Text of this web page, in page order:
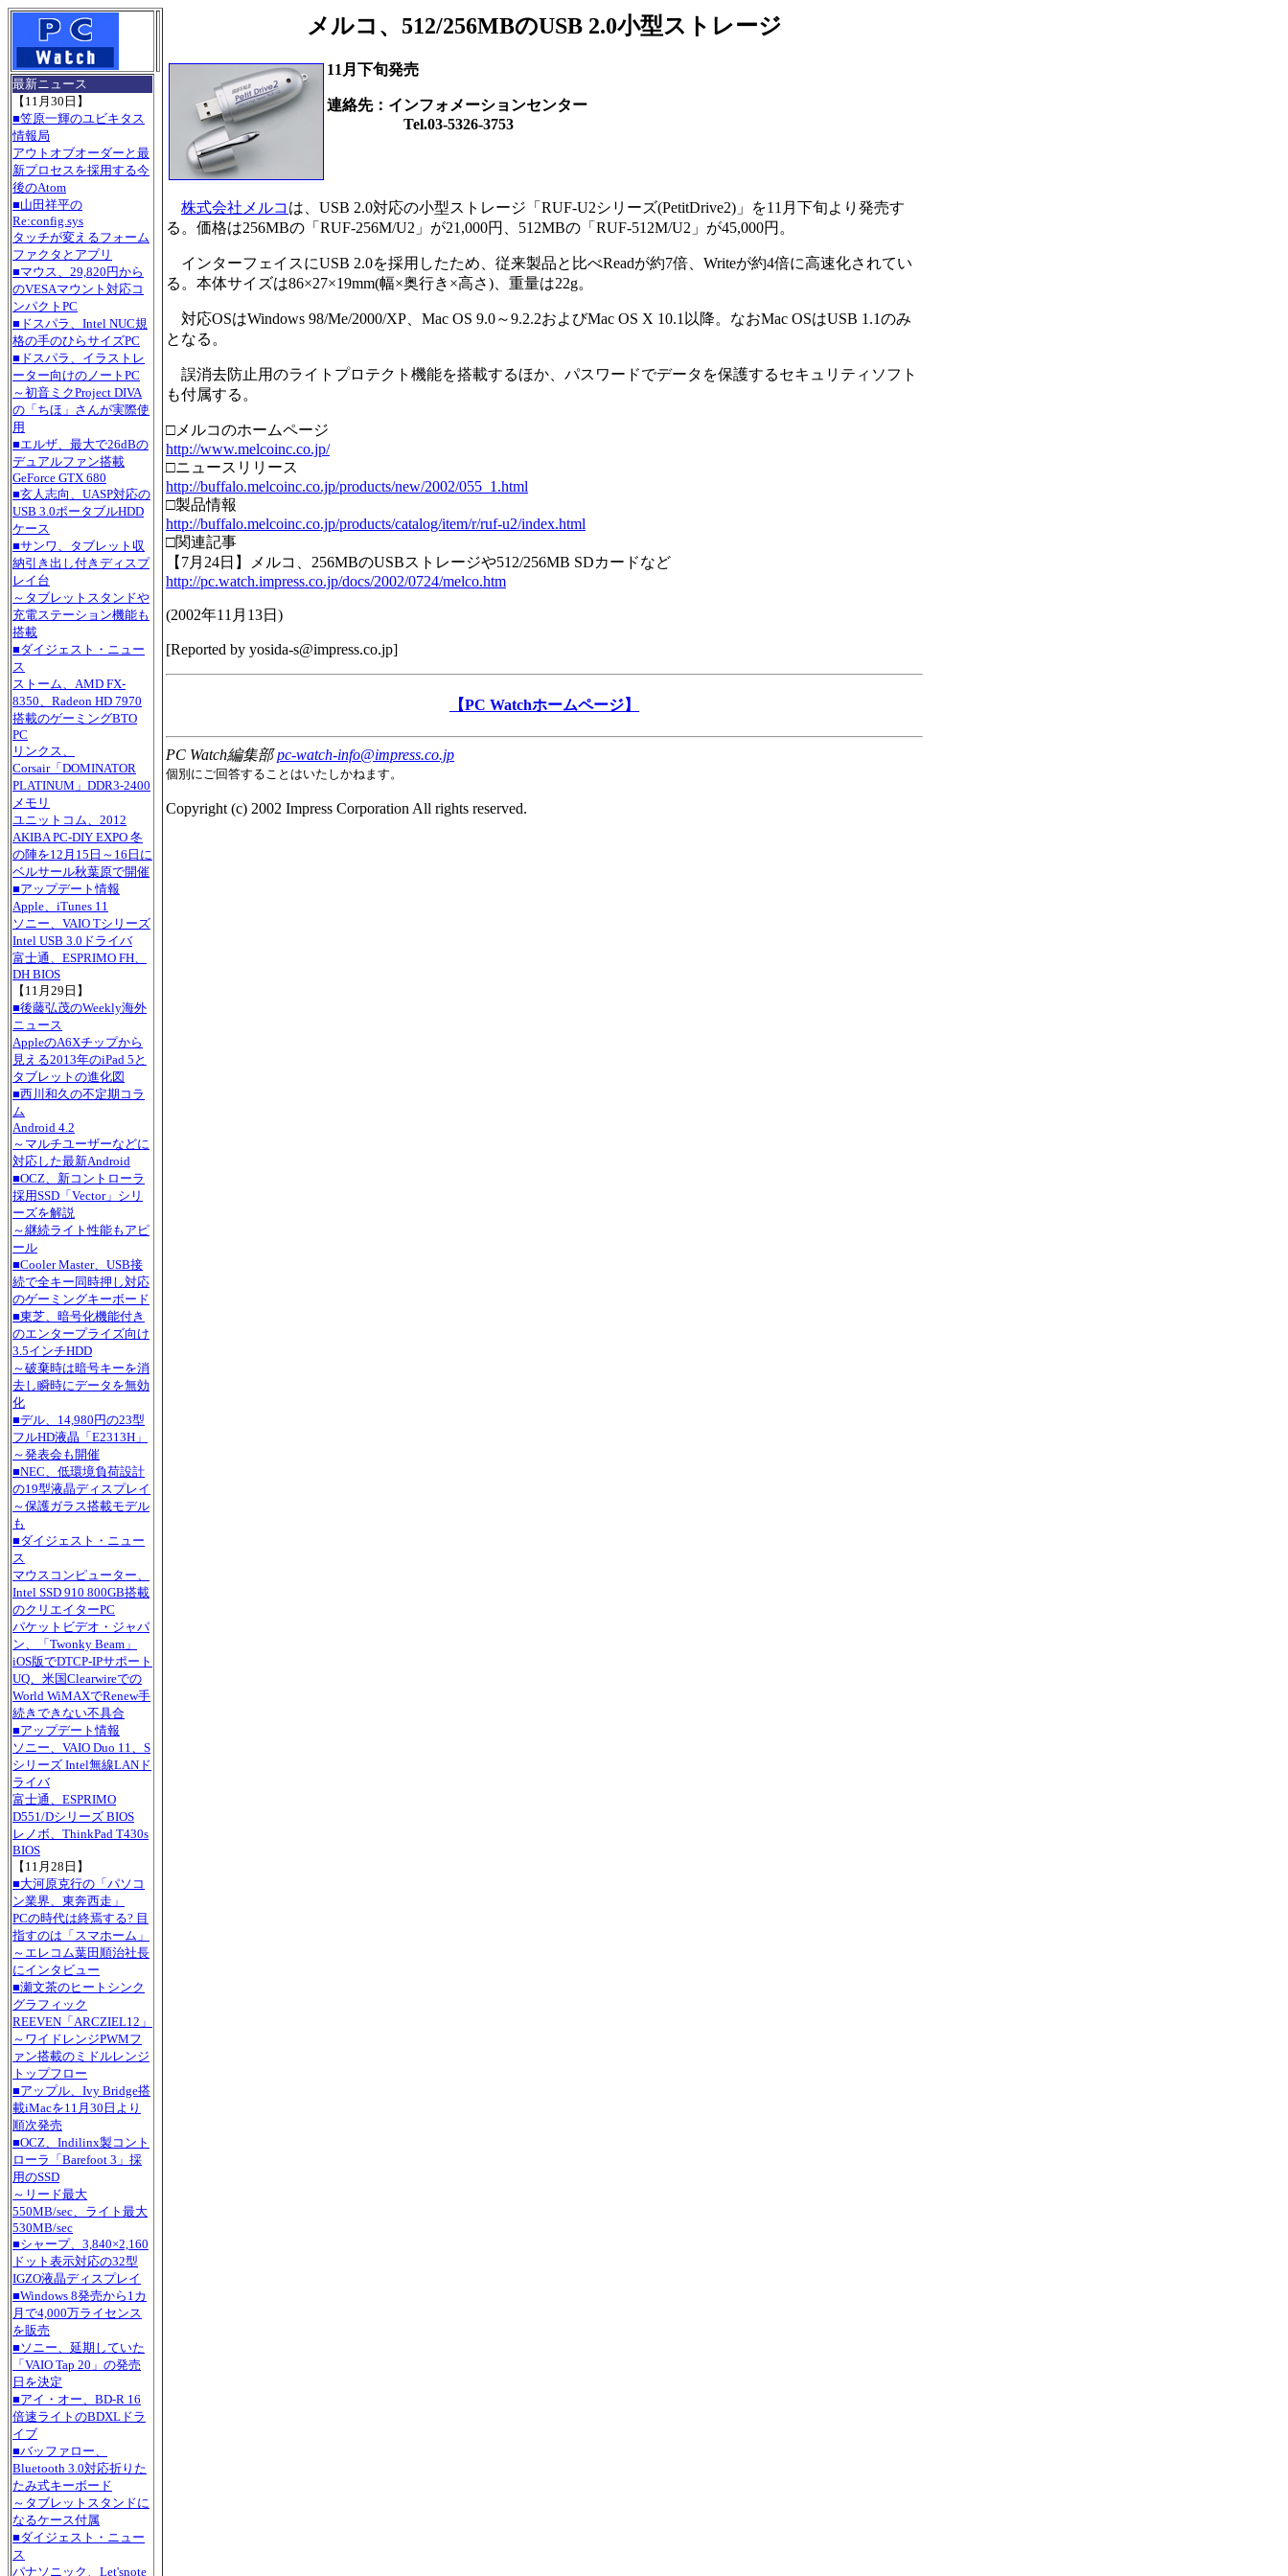
最新ニュース
【11月30日】
■笠原一輝のユビキタス
情報局
アウトオブオーダーと最
新プロセスを採用する今
後のAtom
■山田祥平の
Re:config.sys
タッチが変えるフォーム
ファクタとアプリ
■マウス、29,820円から
のVESAマウント対応コ
ンパクトPC
■ドスパラ、Intel NUC規
格の手のひらサイズPC
■ドスパラ、イラストレ
ーター向けのノートPC
～初音ミクProject DIVA
の「ちほ」さんが実際使
用
■エルザ、最大で26dBの
デュアルファン搭載
GeForce GTX 680
■玄人志向、UASP対応の
USB 3.0ポータブルHDD
ケース
■サンワ、タブレット収
納引き出し付きディスプ
レイ台
～タブレットスタンドや
充電ステーション機能も
搭載
■ダイジェスト・ニュー
ス
ストーム、AMD FX-
8350、Radeon HD 7970
搭載のゲーミングBTO
PC
リンクス、
Corsair「DOMINATOR
PLATINUM」DDR3-2400
メモリ
ユニットコム、2012
AKIBA PC-DIY EXPO 冬
の陣を12月15日～16日に
ベルサール秋葉原で開催
■アップデート情報
Apple、iTunes 11
ソニー、VAIO Tシリーズ
Intel USB 3.0ドライバ
富士通、ESPRIMO FH、
DH BIOS
【11月29日】
■後藤弘茂のWeekly海外
ニュース
AppleのA6Xチップから
見える2013年のiPad 5と
タブレットの進化図
■西川和久の不定期コラ
ム
Android 4.2
～マルチユーザーなどに
対応した最新Android
■OCZ、新コントローラ
採用SSD「Vector」シリ
ーズを解説
～継続ライト性能もアピ
ール
■Cooler Master、USB接
続で全キー同時押し対応
のゲーミングキーボード
■東芝、暗号化機能付き
のエンタープライズ向け
3.5インチHDD
～破棄時は暗号キーを消
去し瞬時にデータを無効
化
■デル、14,980円の23型
フルHD液晶「E2313H」
～発表会も開催
■NEC、低環境負荷設計
の19型液晶ディスプレイ
～保護ガラス搭載モデル
も
■ダイジェスト・ニュー
ス
マウスコンピューター、
Intel SSD 910 800GB搭載
のクリエイターPC
パケットビデオ・ジャパ
ン、「Twonky Beam」
iOS版でDTCP-IPサポート
UQ、米国Clearwireでの
World WiMAXでRenew手
続きできない不具合
■アップデート情報
ソニー、VAIO Duo 11、S
シリーズ Intel無線LANド
ライバ
富士通、ESPRIMO
D551/Dシリーズ BIOS
レノボ、ThinkPad T430s
BIOS
【11月28日】
■大河原克行の「パソコ
ン業界、東奔西走」
PCの時代は終焉する? 目
指すのは「スマホーム」
～エレコム葉田順治社長
にインタビュー
■瀬文茶のヒートシンク
グラフィック
REEVEN「ARCZIEL12」
～ワイドレンジPWMフ
ァン搭載のミドルレンジ
トップフロー
■アップル、Ivy Bridge搭
載iMacを11月30日より
順次発売
■OCZ、Indilinx製コント
ローラ「Barefoot 3」採
用のSSD
～リード最大
550MB/sec、ライト最大
530MB/sec
■シャープ、3,840×2,160
ドット表示対応の32型
IGZO液晶ディスプレイ
■Windows 8発売から1カ
月で4,000万ライセンス
を販売
■ソニー、延期していた
「VAIO Tap 20」の発売
日を決定
■アイ・オー、BD-R 16
倍速ライトのBDXLドラ
イブ
■バッファロー、
Bluetooth 3.0対応折りた
たみ式キーボード
～タブレットスタンドに
なるケース付属
■ダイジェスト・ニュー
ス
パナソニック、Let'snote
メルコ、512/256MBのUSB 2.0小型ストレージ
11月下旬発売
連絡先：インフォメーションセンター
Tel.03-5326-3753
株式会社メルコ は、USB 2.0対応の小型ストレージ「RUF-U2シリーズ(PetitDrive2)」を11月下旬より発売す
る。価格は256MBの「RUF-256M/U2」が21,000円、512MBの「RUF-512M/U2」が45,000円。
インターフェイスにUSB 2.0を採用したため、従来製品と比べReadが約7倍、Writeが約4倍に高速化されてい
る。本体サイズは86×27×19mm(幅×奥行き×高さ)、重量は22g。
対応OSはWindows 98/Me/2000/XP、Mac OS 9.0～9.2.2およびMac OS X 10.1以降。なおMac OSはUSB 1.1のみ
となる。
誤消去防止用のライトプロテクト機能を搭載するほか、パスワードでデータを保護するセキュリティソフト
も付属する。
□メルコのホームページ
http://www.melcoinc.co.jp/
□ニュースリリース
http://buffalo.melcoinc.co.jp/products/new/2002/055_1.html
□製品情報
http://buffalo.melcoinc.co.jp/products/catalog/item/r/ruf-u2/index.html
□関連記事
【7月24日】メルコ、256MBのUSBストレージや512/256MB SDカードなど
http://pc.watch.impress.co.jp/docs/2002/0724/melco.htm
(2002年11月13日 )
[Reported by yosida-s@impress.co.jp]
【PC Watchホームページ】
PC Watch編集部pc-watch-info@impress.co.jp
個別にご回答することはいたしかねます。
Copyright (c) 2002 Impress Corporation All rights reserved.